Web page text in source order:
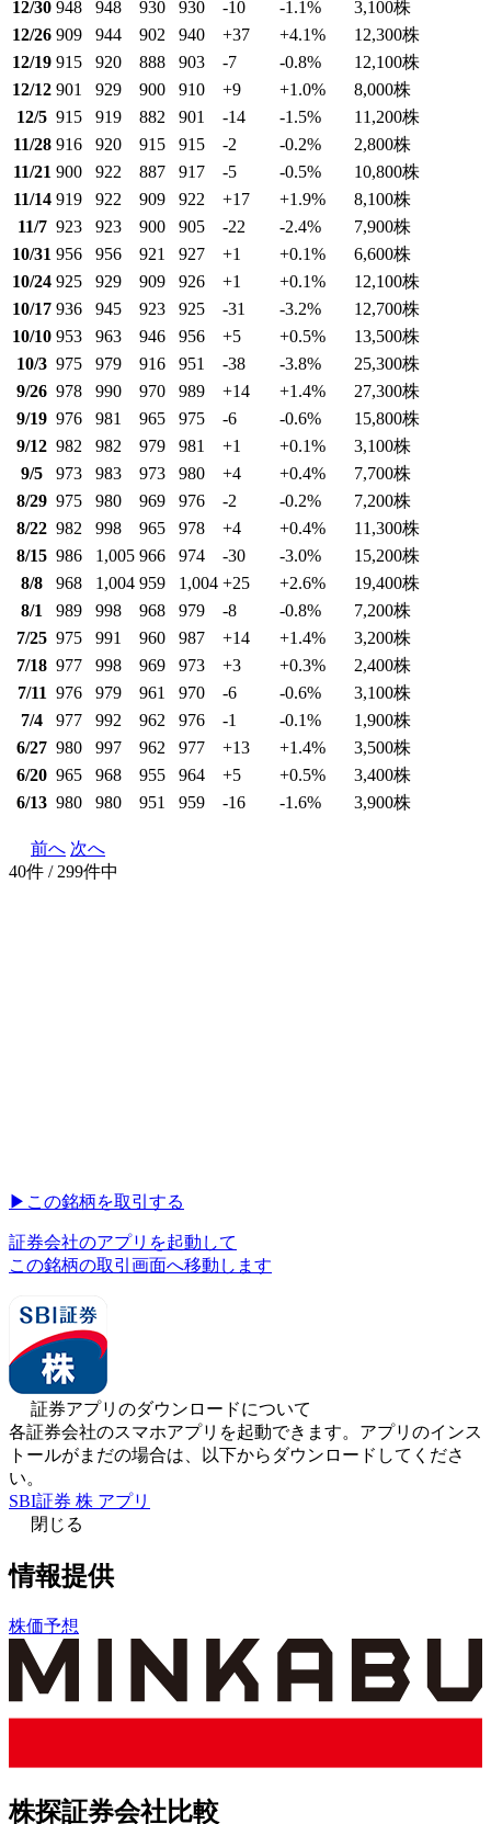
12/30 948 948 930 930 -10 -1.1% 3,100株
12/26 909 944 902 940 +37 +4.1% 12,300株
12/19 915 920 888 903 -7 -0.8% 12,100株
12/12 901 929 900 910 +9 +1.0% 8,000株
12/5 915 919 882 901 -14 -1.5% 11,200株
11/28 916 920 915 915 -2 -0.2% 2,800株
11/21 900 922 887 917 -5 -0.5% 10,800株
11/14 919 922 909 922 +17 +1.9% 8,100株
11/7 923 923 900 905 -22 -2.4% 7,900株
10/31 956 956 921 927 +1 +0.1% 6,600株
10/24 925 929 909 926 +1 +0.1% 12,100株
10/17 936 945 923 925 -31 -3.2% 12,700株
10/10 953 963 946 956 +5 +0.5% 13,500株
10/3 975 979 916 951 -38 -3.8% 25,300株
9/26 978 990 970 989 +14 +1.4% 27,300株
9/19 976 981 965 975 -6 -0.6% 15,800株
9/12 982 982 979 981 +1 +0.1% 3,100株
9/5
973 983 973 980 +4 +0.4% 7,700株
8/29 975 980 969 976 -2 -0.2% 7,200株
8/22 982 998 965 978 +4 +0.4% 11,300株
8/15 986 1,005 966 974 -30 -3.0% 15,200株
8/8
968 1,004 959 1,004 +25 +2.6% 19,400株
8/1
989 998 968 979 -8 -0.8% 7,200株
7/25 975 991 960 987 +14 +1.4% 3,200株
7/18 977 998 969 973 +3 +0.3% 2,400株
7/11 976 979 961 970 -6 -0.6% 3,100株
7/4
977 992 962 976 -1 -0.1% 1,900株
6/27 980 997 962 977 +13 +1.4% 3,500株
6/20 965 968 955 964 +5 +0.5% 3,400株
6/13 980 980 951 959 -16 -1.6% 3,900株
前へ 次へ
40件 / 299件中
▶︎ この銘柄を取引する
証券会社のアプリを起動して
この銘柄の取引画面へ移動します
証券アプリのダウンロードについて
各証券会社のスマホアプリを起動できます。アプリのインス
トールがまだの場合は、以下からダウンロードしてくださ
い。
SBI証券 株 アプリ
閉じる
情報提供
株価予想
株探証券会社比較